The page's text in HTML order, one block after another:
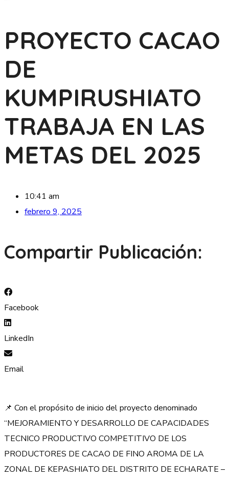
PROYECTO CACAO
DE
KUMPIRUSHIATO
TRABAJA EN LAS
METAS DEL 2025
10:41 am
febrero 9, 2025
Compartir Publicación:
Facebook
LinkedIn
Email
📌 Con el propósito de inicio del proyecto denominado
“MEJORAMIENTO Y DESARROLLO DE CAPACIDADES
TECNICO PRODUCTIVO COMPETITIVO DE LOS
PRODUCTORES DE CACAO DE FINO AROMA DE LA
ZONAL DE KEPASHIATO DEL DISTRITO DE ECHARATE –